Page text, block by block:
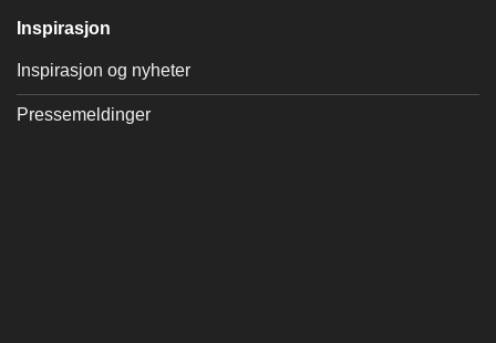
Inspirasjon
Inspirasjon og nyheter
Pressemeldinger